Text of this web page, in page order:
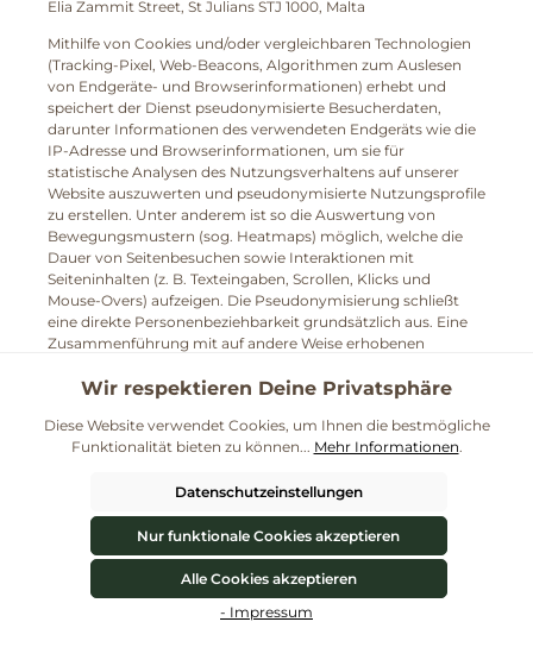
Elia Zammit Street, St Julians STJ 1000, Malta
Mithilfe von Cookies und/oder vergleichbaren Technologien
(Tracking-Pixel, Web-Beacons, Algorithmen zum Auslesen
von Endgeräte- und Browserinformationen) erhebt und
speichert der Dienst pseudonymisierte Besucherdaten,
darunter Informationen des verwendeten Endgeräts wie die
IP-Adresse und Browserinformationen, um sie für
statistische Analysen des Nutzungsverhaltens auf unserer
Website auszuwerten und pseudonymisierte Nutzungsprofile
zu erstellen. Unter anderem ist so die Auswertung von
Bewegungsmustern (sog. Heatmaps) möglich, welche die
Dauer von Seitenbesuchen sowie Interaktionen mit
Seiteninhalten (z. B. Texteingaben, Scrollen, Klicks und
Mouse-Overs) aufzeigen. Die Pseudonymisierung schließt
eine direkte Personenbeziehbarkeit grundsätzlich aus. Eine
Zusammenführung mit auf andere Weise erhobenen
Alle oben beschriebenen Verarbeitungen, insbesondere das
Auslesen oder Speichern von Informationen auf dem
verwendeten Endgerät, werden nur dann vollzogen, wenn
ausdrückliche Einwilligung erteilt haben. Sie können Ihre
widerrufen, indem Sie diesen Dienst in dem auf der Webseite
bereitgestellten „Cookie-Consent-Tool“ deaktivieren.
Wir haben mit dem Anbieter einen
Auftragsverarbeitungsvertrag geschlossen, der den Schutz
Werkzeugleiste anzeigen
Wir respektieren Deine Privatsphäre
Diese Website verwendet Cookies, um Ihnen die bestmögliche
Funktionalität bieten zu können... Mehr Informationen.
Datenschutzeinstellungen
Nur funktionale Cookies akzeptieren
Alle Cookies akzeptieren
- Impressum